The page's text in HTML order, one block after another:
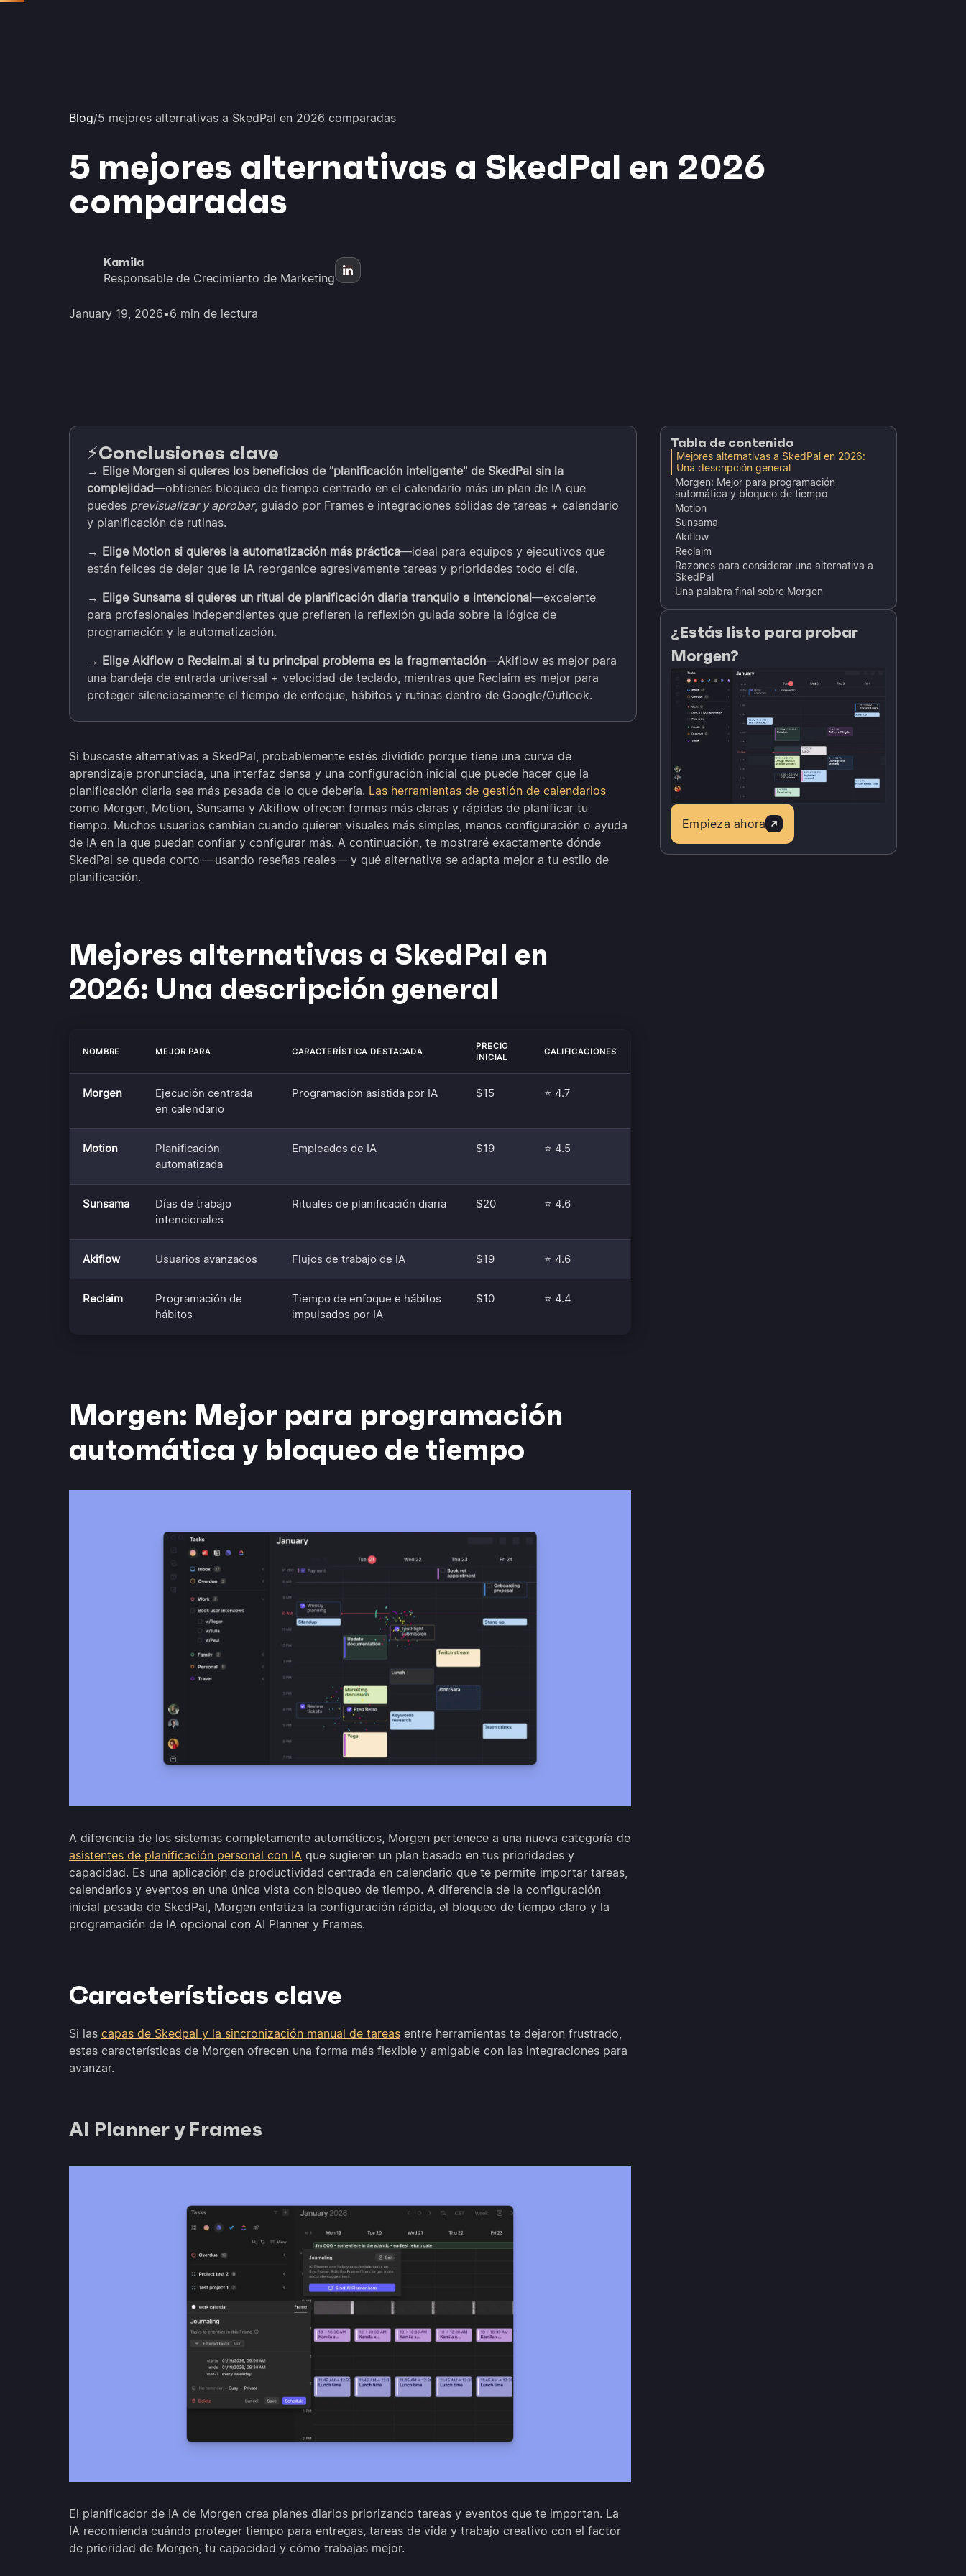
Blog/5 mejores alternativas a SkedPal en 2026 comparadas
5 mejores alternativas a SkedPal en 2026
comparadas
Kamila
Responsable de Crecimiento de Marketing
January 19, 2026•6 min de lectura
⚡️Conclusiones clave
→ Elige Morgen si quieres los beneficios de "planificación inteligente" de SkedPal sin la
complejidad—obtienes bloqueo de tiempo centrado en el calendario más un plan de IA que
puedes previsualizar y aprobar, guiado por Frames e integraciones sólidas de tareas + calendario
y planificación de rutinas.
→ Elige Motion si quieres la automatización más práctica—ideal para equipos y ejecutivos que
están felices de dejar que la IA reorganice agresivamente tareas y prioridades todo el día.
→ Elige Sunsama si quieres un ritual de planificación diaria tranquilo e intencional—excelente
para profesionales independientes que prefieren la reflexión guiada sobre la lógica de
programación y la automatización.
→ Elige Akiflow o Reclaim.ai si tu principal problema es la fragmentación—Akiflow es mejor para
una bandeja de entrada universal + velocidad de teclado, mientras que Reclaim es mejor para
proteger silenciosamente el tiempo de enfoque, hábitos y rutinas dentro de Google/Outlook.
Si buscaste alternativas a SkedPal, probablemente estés dividido porque tiene una curva de
aprendizaje pronunciada, una interfaz densa y una configuración inicial que puede hacer que la
planificación diaria sea más pesada de lo que debería. Las herramientas de gestión de calendarios
como Morgen, Motion, Sunsama y Akiflow ofrecen formas más claras y rápidas de planificar tu
tiempo. Muchos usuarios cambian cuando quieren visuales más simples, menos configuración o ayuda
de IA en la que puedan confiar y configurar más. A continuación, te mostraré exactamente dónde
SkedPal se queda corto —usando reseñas reales— y qué alternativa se adapta mejor a tu estilo de
planificación.
Mejores alternativas a SkedPal en
2026: Una descripción general
NOMBRE MEJOR PARA CARACTERÍSTICA DESTACADA
PRECIO
INICIAL
CALIFICACIONES
Morgen
Ejecución centrada
en calendario
Programación asistida por IA $15 ⭐ 4.7
Motion
Planificación
automatizada
Empleados de IA $19 ⭐ 4.5
Sunsama
Días de trabajo
intencionales
Rituales de planificación diaria $20 ⭐ 4.6
Akiflow Usuarios avanzados Flujos de trabajo de IA $19 ⭐ 4.6
Reclaim
Programación de
hábitos
Tiempo de enfoque e hábitos
impulsados por IA
$10 ⭐ 4.4
Morgen: Mejor para programación
automática y bloqueo de tiempo
A diferencia de los sistemas completamente automáticos, Morgen pertenece a una nueva categoría de
asistentes de planificación personal con IA que sugieren un plan basado en tus prioridades y
capacidad. Es una aplicación de productividad centrada en calendario que te permite importar tareas,
calendarios y eventos en una única vista con bloqueo de tiempo. A diferencia de la configuración
inicial pesada de SkedPal, Morgen enfatiza la configuración rápida, el bloqueo de tiempo claro y la
programación de IA opcional con AI Planner y Frames.
Características clave
Si las capas de Skedpal y la sincronización manual de tareas entre herramientas te dejaron frustrado,
estas características de Morgen ofrecen una forma más flexible y amigable con las integraciones para
avanzar.
AI Planner y Frames
El planificador de IA de Morgen crea planes diarios priorizando tareas y eventos que te importan. La
IA recomienda cuándo proteger tiempo para entregas, tareas de vida y trabajo creativo con el factor
de prioridad de Morgen, tu capacidad y cómo trabajas mejor.
Tabla de contenido
Mejores alternativas a SkedPal en 2026:
Una descripción general
Morgen: Mejor para programación
automática y bloqueo de tiempo
Motion
Sunsama
Akiflow
Reclaim
Razones para considerar una alternativa a
SkedPal
Una palabra final sobre Morgen
¿Estás listo para probar
Morgen?
Empieza ahora